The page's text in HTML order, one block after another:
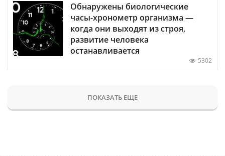
Обнаружены биологические
часы-хронометр организма —
когда они выходят из строя,
развитие человека
останавливается
5302
ПОКАЗАТЬ ЕЩЕ